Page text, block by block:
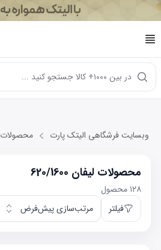
در بین ۱۰۰۰+ کالا جستجو کنید ...
وبسایت فرشگاهی الیتک پارت محصولات
محصولات لیفان 620/1600
۱۲۸محصول
فیلتر
مرتب‌سازی پیش‌فرض